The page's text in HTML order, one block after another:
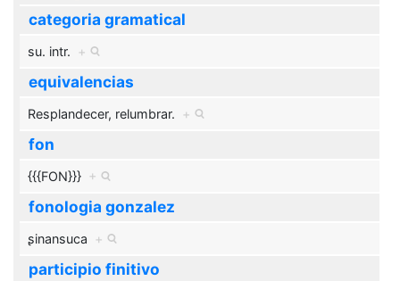
categoria gramatical
su. intr. +
equivalencias
Resplandecer, relumbrar. +
fon
{{{FON}}} +
fonologia gonzalez
ʂinansuca +
participio finitivo